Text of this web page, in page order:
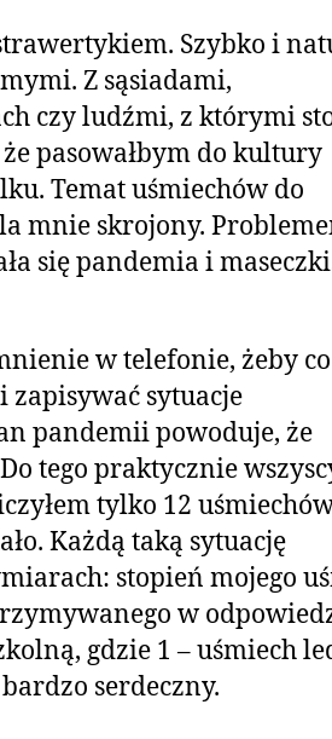
Szybko i
Z sąsiadami,
czy ludźmi, z którymi
pasowałbym do kultury
Temat uśmiechów do
mnie skrojony.
się pandemia i
w telefonie, żeby co
zapisywać sytuacje
pandemii powoduje, że
tego praktycznie
tylko 12
Każdą taką sytuację
stopień mojego
w
gdzie 1 – uśmiech
serdeczny.